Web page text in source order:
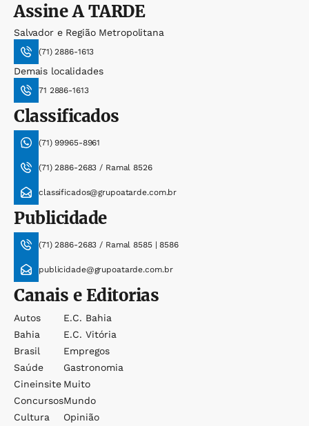
AssineA TARDE
Salvador e Região Metropolitana
(71) 2886-1613
Demais localidades
71 2886-1613
Classificados
(71) 99965-8961
(71) 2886-2683 / Ramal 8526
classificados@grupoatarde.com.br
Publicidade
(71) 2886-2683 / Ramal 8585 | 8586
publicidade@grupoatarde.com.br
Canais e Editorias
Autos
Bahia
Brasil
Saúde
Cineinsite
Concursos
Cultura
E.c. Bahia
E.c. Vitória
Empregos
Gastronomia
Muito
Mundo
Opinião